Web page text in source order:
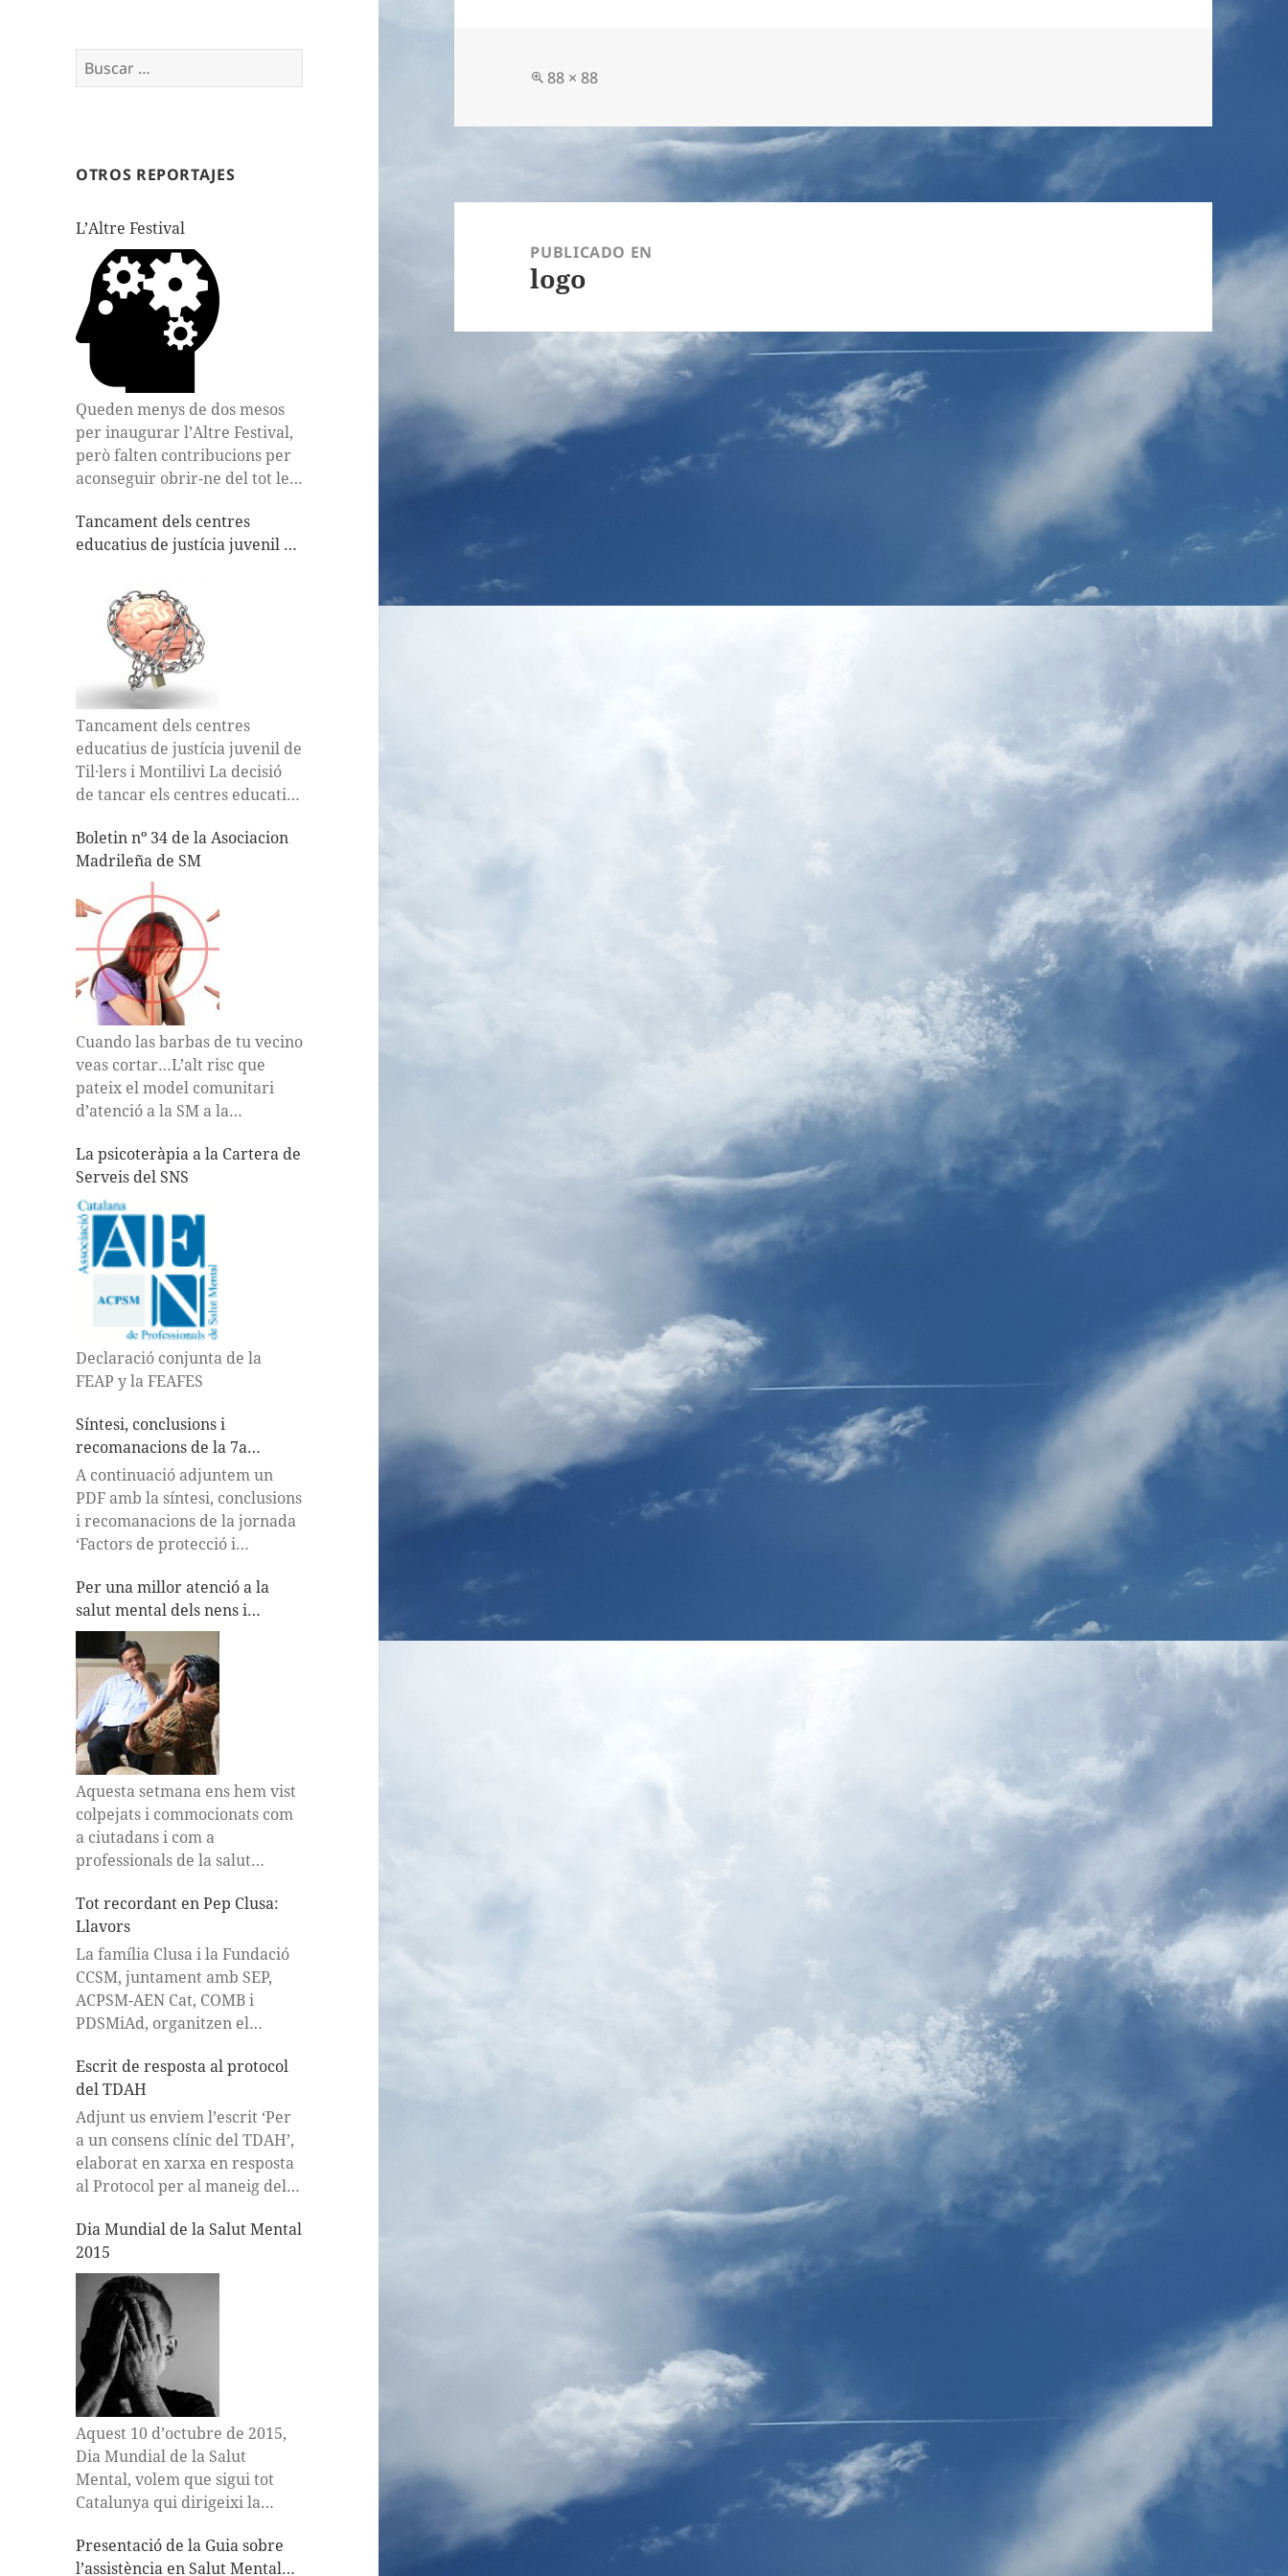
Buscar:
OTROS REPORTAJES
L’Altre Festival
Queden menys de dos mesos
per inaugurar l’Altre Festival,
però falten contribucions per
aconseguir obrir-ne del tot les
esdeveniment sociocultural
basat en propostes artístiques
relacionades amb persones
que pateixen un trastorn
mental, i que tindrà
Tancament dels centres
educatius de justícia juvenil de
Tancament dels centres
educatius de justícia juvenil de
Til·lers i Montilivi La decisió
de tancar els centres educatius
a Girona i Til·lers a Mollet del
Vallès és una notícia
preocupant. Representa un
clar exemple de com les
retallades …
Boletin nº 34 de la Asociacion
Madrileña de SM
Cuando las barbas de tu vecino
veas cortar…L’alt risc que
pateix el model comunitari
d’atenció a la SM a la
Estrategico de SM 2010.2014)
pot ser un mirall dels trajectes
accidentats que ens podem
acabar trobant a Catalunya.
La psicoteràpia a la Cartera de
Serveis del SNS
Declaració conjunta de la
FEAP y la FEAFES
Síntesi, conclusions i
recomanacions de la 7a
Jornada la Xarxa a Debat
A continuació adjuntem un
PDF amb la síntesi, conclusions
i recomanacions de la jornada
‘Factors de protecció i
intervencions comunitàries’,
que va tenir lloc el 21 de març
del 2014 i va ser organitzat per
ACPSM-AEN juntament amb la
…
Per una millor atenció a la
salut mental dels nens i
adolescents
Aquesta setmana ens hem vist
colpejats i commocionats com
a ciutadans i com a
professionals de la salut
mort d’un professor després
de ser atacat per un alumne
de 13 anys, segons les
primeres valoracions, afectat
per una descompensació
Tot recordant en Pep Clusa:
Llavors
La família Clusa i la Fundació
CCSM, juntament amb SEP,
ACPSM-AEN Cat, COMB i
PDSMiAd, organitzen el
Orlandai (c/Jaume Piquet, 23,
BCN) un acte en homenatge a
Pep Clusa.
Escrit de resposta al protocol
del TDAH
Adjunt us enviem l’escrit ‘Per
a un consens clínic del TDAH’,
elaborat en xarxa en resposta
al Protocol per al maneig del
sistema sanitari, en el qual
s’inclouen els enllaços per a
signar el document i fer-ne
Dia Mundial de la Salut Mental
2015
Aquest 10 d’octubre de 2015,
Dia Mundial de la Salut
Mental, volem que sigui tot
Catalunya qui dirigeixi la
enguany esdevé la capital des
de la qual reclamem: La
Presentació de la Guia sobre
l’assistència en Salut Mental
Tamaño
88 × 88
entradas
PUBLICADO EN
logo